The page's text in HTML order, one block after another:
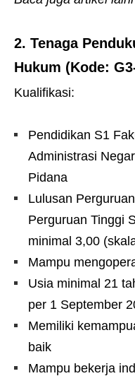
2. Tenaga
Hukum (Kode:
Kualifikasi:
Pendidikan S1
Administrasi
Pidana
Lulusan
Perguruan Tinggi
minimal 3,00
Mampu
Usia minimal 21
per 1 September
Memiliki
baik
Mampu bekerja